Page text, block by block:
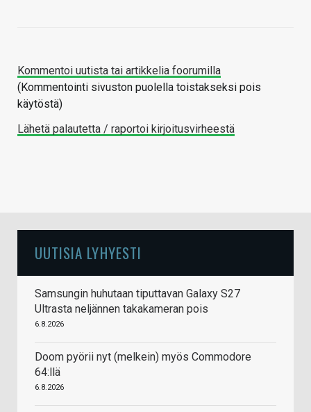
Kommentoi uutista tai artikkelia foorumilla
(Kommentointi sivuston puolella toistakseksi pois
käytöstä)
Lähetä palautetta / raportoi kirjoitusvirheestä
UUTISIA LYHYESTI
Samsungin huhutaan tiputtavan Galaxy S27
Ultrasta neljännen takakameran pois
6.8.2026
Doom pyörii nyt (melkein) myös Commodore
64:llä
6.8.2026